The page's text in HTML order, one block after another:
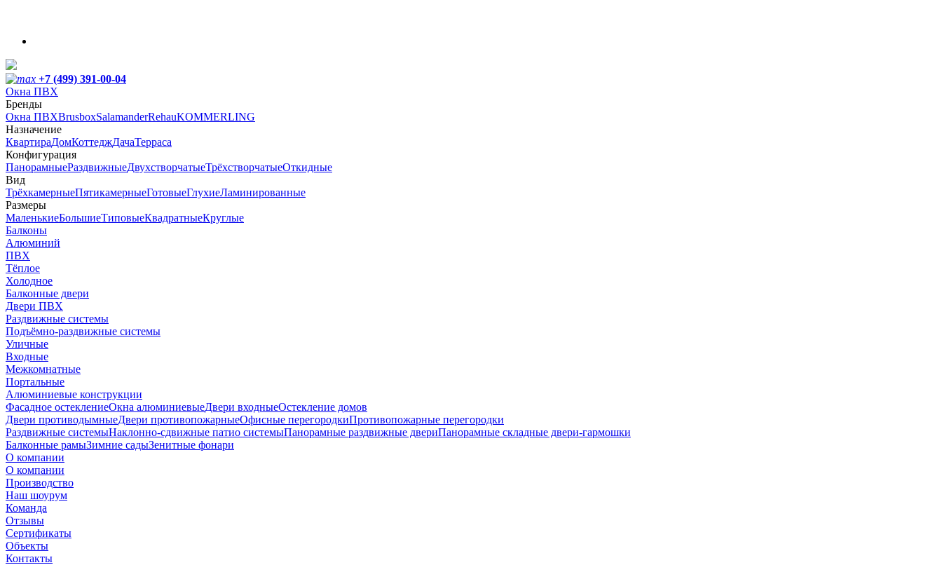
+7 (499) 391-00-04
Окна ПВХ
Бренды
Окна ПВХBrusboxSalamanderRehauKOMMERLING
Назначение
КвартираДомКоттеджДачаТерраса
Конфигурация
ПанорамныеРаздвижныеДвухстворчатыеТрёхстворчатыеОткидные
Вид
ТрёхкамерныеПятикамерныеГотовыеГлухиеЛаминированные
Размеры
МаленькиеБольшиеТиповыеКвадратныеКруглые
Балконы
Алюминий
ПВХ
Тёплое
Холодное
Балконные двери
Двери ПВХ
Раздвижные системы
Подъёмно-раздвижные системы
Уличные
Входные
Межкомнатные
Портальные
Алюминиевые конструкции
Фасадное остеклениеОкна алюминиевыеДвери входныеОстекление домов
Двери противодымныеДвери противопожарныеОфисные перегородкиПротивопожарные перегородки
Раздвижные системыНаклонно-сдвижные патио системыПанорамные раздвижные двериПанорамные складные двери-гармошки
Балконные рамыЗимние садыЗенитные фонари
О компании
О компании
Производство
Наш шоурум
Команда
Отзывы
Сертификаты
Объекты
Контакты